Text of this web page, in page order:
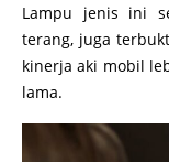
Lampu jenis ini
terang, juga
kinerja aki mobil
lama.